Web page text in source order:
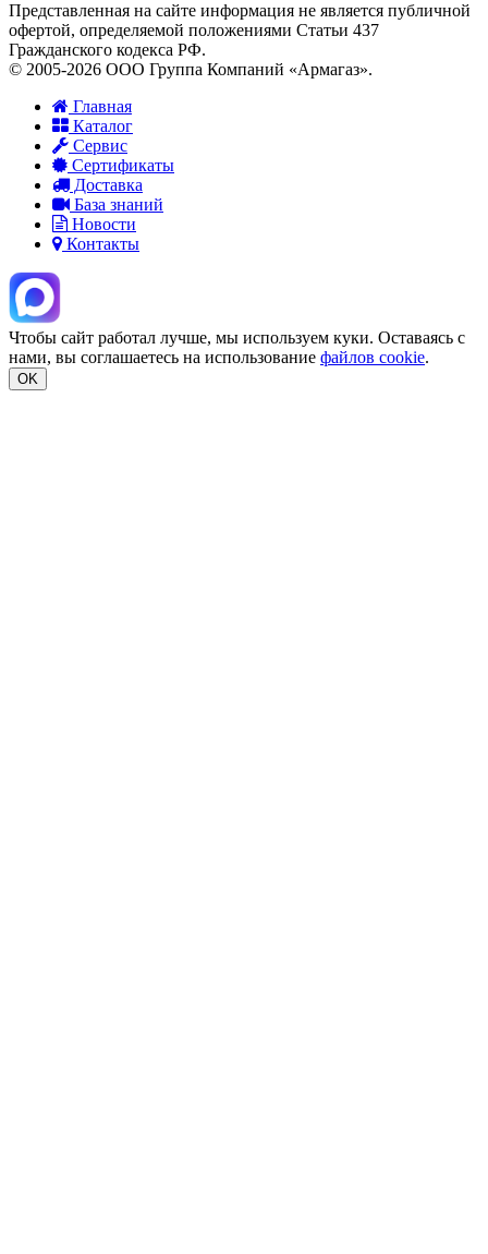
Представленная на сайте информация не является публичной
офертой, определяемой положениями Статьи 437
Гражданского кодекса РФ.
© 2005-2026 ООО Группа Компаний «Армагаз».
Главная
Каталог
Сервис
Сертификаты
Доставка
База знаний
Новости
Контакты
Чтобы сайт работал лучше, мы используем куки. Оставаясь с
нами, вы соглашаетесь на использование файлов cookie.
OK